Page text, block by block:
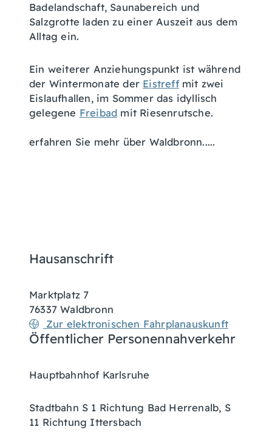
Badelandschaft, Saunabereich und
Salzgrotte laden zu einer Auszeit aus dem
Alltag ein.
Ein weiterer Anziehungspunkt ist während
der Wintermonate der Eistreffmit zwei
Eislaufhallen, im Sommer das idyllisch
gelegene Freibad mit Riesenrutsche.
erfahren Sie mehr über Waldbronn.....
Hausanschrift
Marktplatz 7
76337 Waldbronn
Zur elektronischen Fahrplanauskunft
Öffentlicher Personennahverkehr
Hauptbahnhof Karlsruhe
Stadtbahn S 1 Richtung Bad Herrenalb, S
11 Richtung Ittersbach